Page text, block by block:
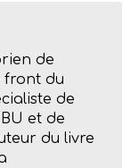
de
front du
de
et de
du livre